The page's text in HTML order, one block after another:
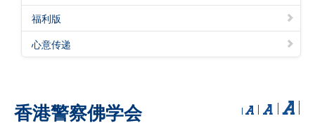
福利版
心意传递
香港警察佛学会